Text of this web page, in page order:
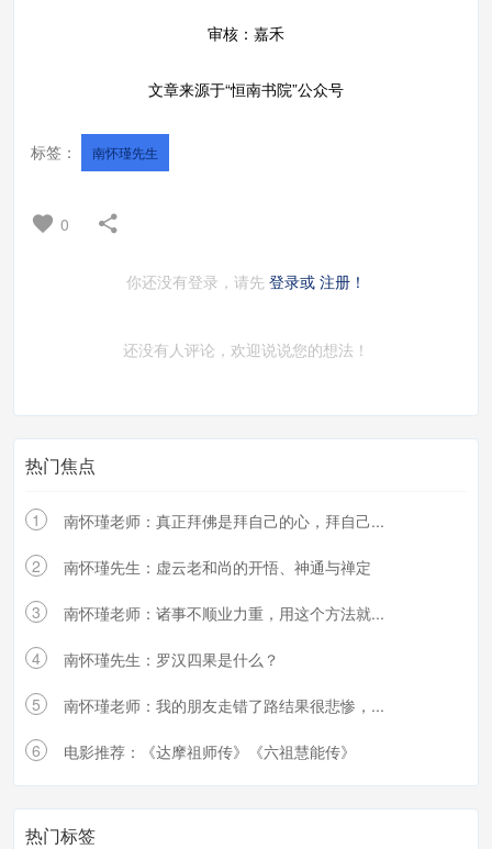
审核：嘉禾
文章来源于“恒南书院”公众号
标签： 南怀瑾先生
0
你还没有登录，请先 登录或 注册！
还没有人评论，欢迎说说您的想法！
热门焦点
1 南怀瑾老师：真正拜佛是拜自己的心，拜自己...
2 南怀瑾先生：虚云老和尚的开悟、神通与禅定
3 南怀瑾老师：诸事不顺业力重，用这个方法就...
4 南怀瑾先生：罗汉四果是什么？
5 南怀瑾老师：我的朋友走错了路结果很悲惨，...
6 电影推荐：《达摩祖师传》《六祖慧能传》
热门标签